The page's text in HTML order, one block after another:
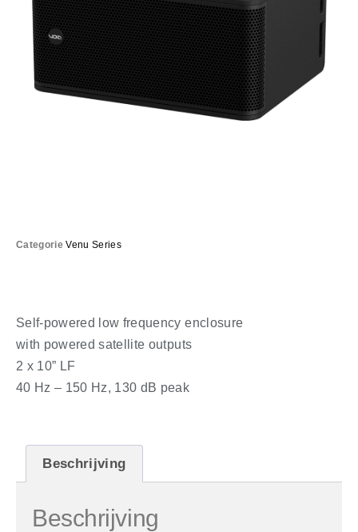
Categorie Venu Series
Self-powered low frequency enclosure
with powered satellite outputs
2 x 10” LF
40 Hz – 150 Hz, 130 dB peak
Beschrijving
Beschrijving